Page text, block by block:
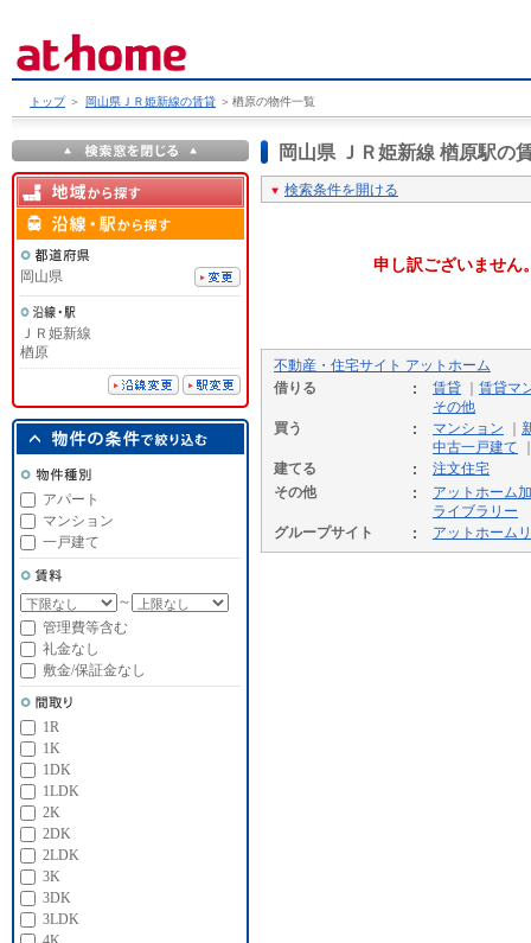
トップ ＞ 岡山県ＪＲ姫新線の賃貸 ＞ 楢原の物件一覧
岡山県 ＪＲ姫新線 楢原駅の
検索条件を開ける
申し訳ございません
不動産・住宅サイト アットホーム
借りる
賃貸
賃貸マ
その他
買う
マンション
中古一戸建て
建てる
注文住宅
その他
アットホーム
ライブラリー
グループサイト
アットホーム
岡山県
ＪＲ姫新線
楢原
アパート
マンション
一戸建て
～
管理費等含む
礼金なし
敷金/保証金なし
1R
1K
1DK
1LDK
2K
2DK
2LDK
3K
3DK
3LDK